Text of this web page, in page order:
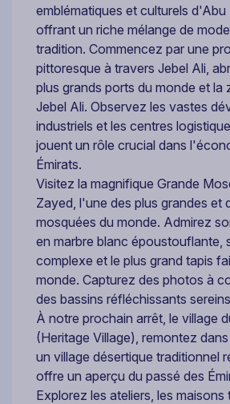
emblématiques et culturels d'Abu
offrant un riche mélange de
tradition. Commencez par une
pittoresque à travers Jebel Ali,
plus grands ports du monde et la
Jebel Ali. Observez les vastes
industriels et les centres
jouent un rôle crucial dans
Émirats.
Visitez la magnifique Grande
Zayed, l'une des plus grandes et
mosquées du monde. Admirez
en marbre blanc époustouflante,
complexe et le plus grand tapis
monde. Capturez des photos à
des bassins réfléchissants
À notre prochain arrêt, le village
(Heritage Village), remontez
un village désertique traditionnel
offre un aperçu du passé des
Explorez les ateliers, les maisons